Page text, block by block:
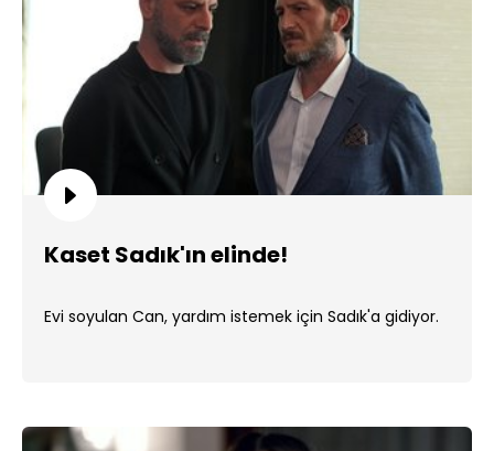
Kaset Sadık'ın elinde!
Evi soyulan Can, yardım istemek için Sadık'a gidiyor.